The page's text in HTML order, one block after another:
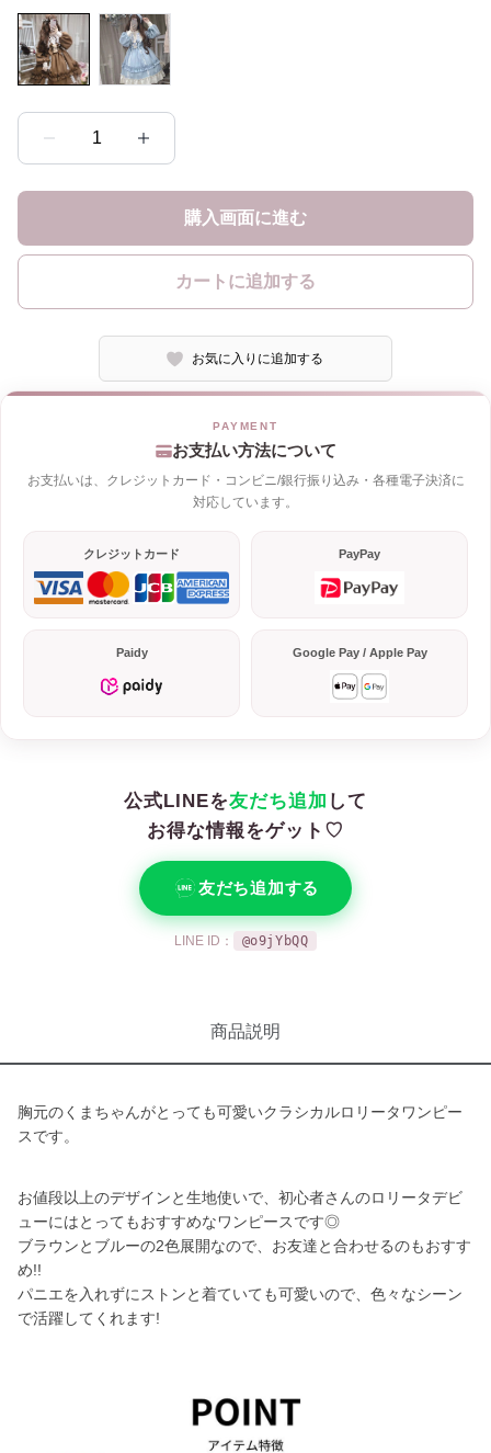
1
購入画面に進む
カートに追加する
お気に入りに追加する
お支払い方法について
お支払いは、クレジットカード・コンビニ/銀行振り込み・各種電子決済に
対応しています。
クレジットカード PayPay
Paidy Google Pay / Apple Pay
公式LINEを友だち追加 して
お得な情報をゲット♡
友だち追加する
LINE ID： @o9jYbQQ
商品説明
胸元のくまちゃんがとっても可愛いクラシカルロリータワンピー
スです。
お値段以上のデザインと生地使いで、初心者さんのロリータデビ
ューにはとってもおすすめなワンピースです◎
ブラウンとブルーの2色展開なので、お友達と合わせるのもおすす
め!!
パニエを入れずにストンと着ていても可愛いので、色々なシーン
で活躍してくれます!